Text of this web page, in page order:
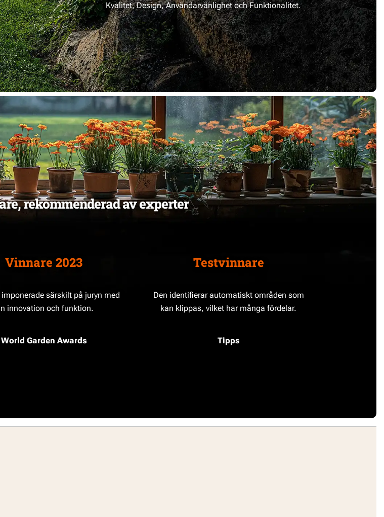
Kvalitet, Design, Användarvänlighet och Funktionalitet.
rekommenderad av experter
Vinnare 2023
särskilt på juryn med
innovation och funktion.
World Garden Awards
Testvinnare
Den identifierar automatiskt områden som
kan klippas, vilket har många fördelar.
Tipps